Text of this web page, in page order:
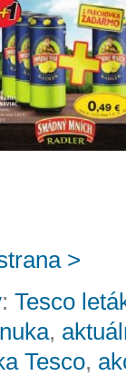
>
: Tesco
,
Tesco,